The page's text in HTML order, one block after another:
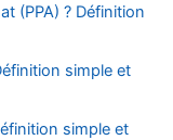
(PPA) ? Définition
simple et
simple et